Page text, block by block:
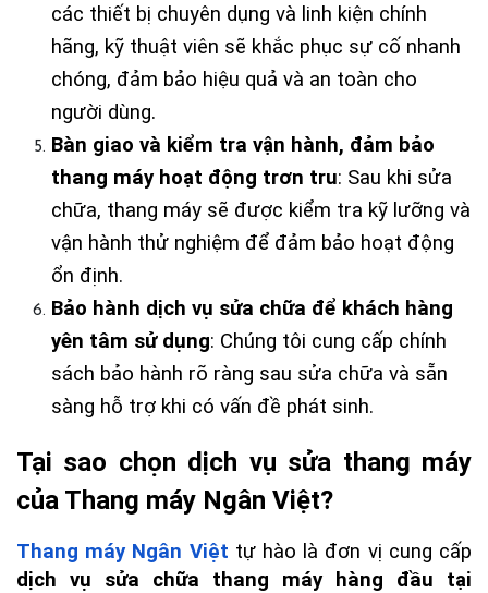
các thiết bị chuyên dụng và linh kiện chính
hãng, kỹ thuật viên sẽ khắc phục sự cố nhanh
chóng, đảm bảo hiệu quả và an toàn cho
người dùng.
Bàn giao và kiểm tra vận hành, đảm bảo
thang máy hoạt động trơn tru: Sau khi sửa
chữa, thang máy sẽ được kiểm tra kỹ lưỡng và
vận hành thử nghiệm để đảm bảo hoạt động
ổn định.
Bảo hành dịch vụ sửa chữa để khách hàng
yên tâm sử dụng: Chúng tôi cung cấp chính
sách bảo hành rõ ràng sau sửa chữa và sẵn
sàng hỗ trợ khi có vấn đề phát sinh.
Tại sao chọn dịch vụ sửa thang máy
của Thang máy Ngân Việt?
Thang máy Ngân Việt
dịch vụ sửa chữa thang máy hàng đầu tại